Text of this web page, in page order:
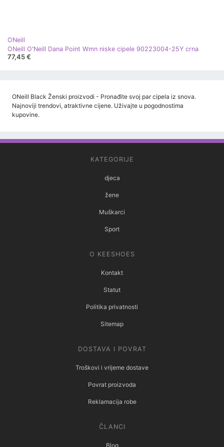
ONeill
ONeill O'Neill Dana Point Wmn niske cipele 90223004-25Y crna
77,45 €
ONeill Black Ženski proizvodi - Pronađite svoj par cipela iz snova.
Najnoviji trendovi, atraktivne cijene. Uživajte u pogodnostima
kupovine.
KATEGORIJE
djeca
žene
Muškarci
Sport
O KEESHOES
Kontakt
Statut
Politika privatnosti
Sitemap
DOSTAVA I POVRAT
Troškovi i vrijeme dostave
Povrat proizvoda
Reklamacija robe
ČLANCI
Blog